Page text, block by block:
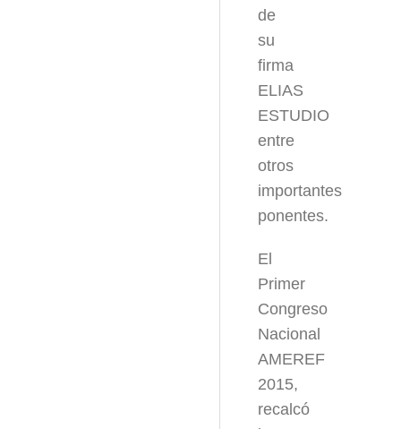
de
su
firma
ELIAS
ESTUDIO
entre
otros
importantes
ponentes.
El
Primer
Congreso
Nacional
AMEREF
2015,
recalcó